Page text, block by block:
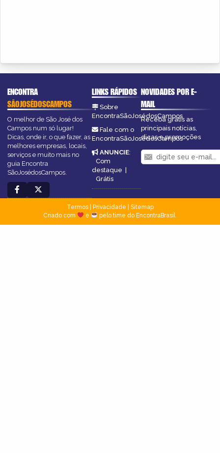
ENCONTRA
SÃOJOSÉDOSCAMPOS
O melhor de São José dos
Campos num só lugar!
Dicas, onde ir, o que fazer, as
melhores empresas, locais,
serviços e muito mais no
guia Encontra
SãoJosédosCampos.
LINKS RÁPIDOS
Sobre
EncontraSãoJosédosCampos
Fale com o
EncontraSãoJosédosCampos
ANUNCIE:
Com
destaque |
Grátis
NOVIDADES POR E-
MAIL
Receba grátis as
principais notícias,
dicas e promoções
Termos| Privacidade
Sitemap
Criado com
e pelo time do EncontraBrasil